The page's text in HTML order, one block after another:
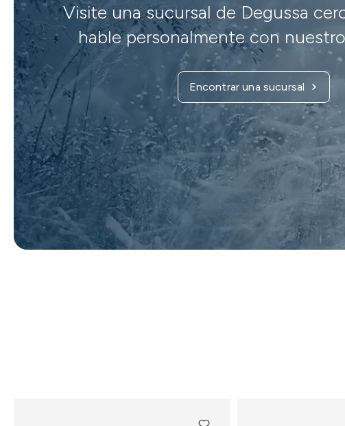
Visite una sucursal de Degussa
hable personalmente con
Encontrar una sucursal